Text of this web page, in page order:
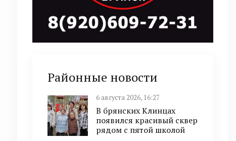
Районные новости
6 августа 2026, 16:27
В брянских Клинцах
появился красивый сквер
рядом с пятой школой